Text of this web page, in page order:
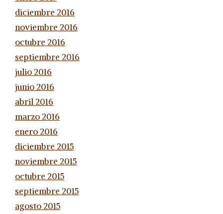
diciembre 2016
noviembre 2016
octubre 2016
septiembre 2016
julio 2016
junio 2016
abril 2016
marzo 2016
enero 2016
diciembre 2015
noviembre 2015
octubre 2015
septiembre 2015
agosto 2015